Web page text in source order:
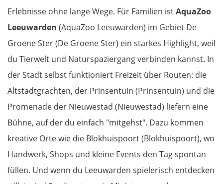
Erlebnisse ohne lange Wege. Für Familien istAquaZoo
Leeuwarden (AquaZoo Leeuwarden) im Gebiet De
Groene Ster (De Groene Ster) ein starkes Highlight, weil
du Tierwelt und Naturspaziergang verbinden kannst. In
der Stadt selbst funktioniert Freizeit über Routen: die
Altstadtgrachten, der Prinsentuin (Prinsentuin) und die
Promenade der Nieuwestad (Nieuwestad) liefern eine
Bühne, auf der du einfach "mitgehst". Dazu kommen
kreative Orte wie die Blokhuispoort (Blokhuispoort), wo
Handwerk, Shops und kleine Events den Tag spontan
füllen. Und wenn du Leeuwarden spielerisch entdecken
Edessa
Polykastro
Bulgarien West
Petritsch
Blagoewgrad